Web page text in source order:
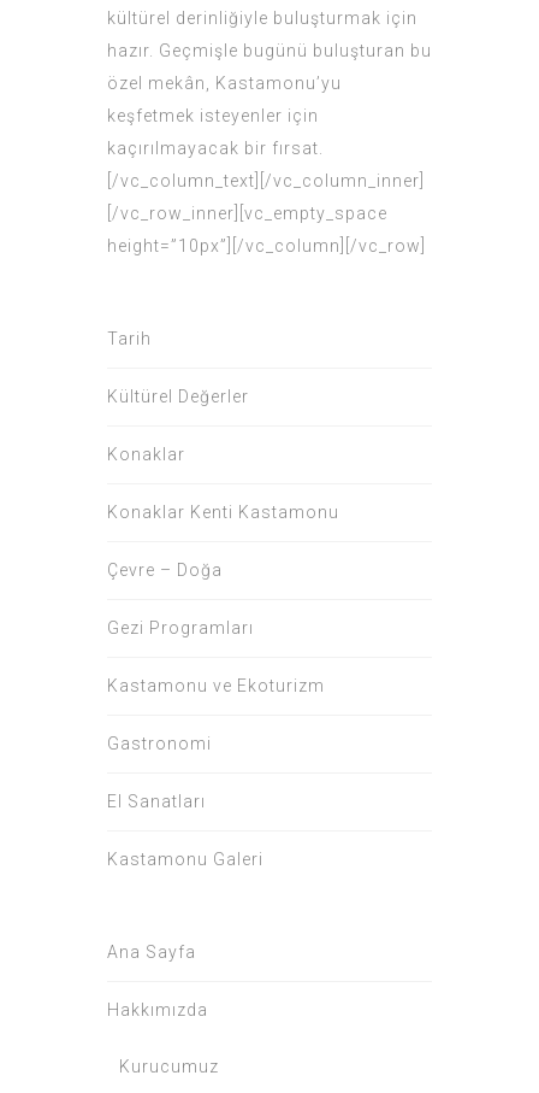
kültürel derinliğiyle buluşturmak için
hazır. Geçmişle bugünü buluşturan bu
özel mekân, Kastamonu’yu
keşfetmek isteyenler için
kaçırılmayacak bir fırsat.
[/vc_column_text][/vc_column_inner]
[/vc_row_inner][vc_empty_space
height=”10px”][/vc_column][/vc_row]
Tarih
Kültürel Değerler
Konaklar
Konaklar Kenti Kastamonu
Çevre – Doğa
Gezi Programları
Kastamonu ve Ekoturizm
Gastronomi
El Sanatları
Kastamonu Galeri
Ana Sayfa
Hakkımızda
Kurucumuz